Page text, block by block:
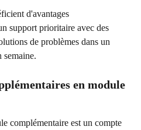
d'avantages
support prioritaire avec des
de problèmes dans un
semaine.
en module
complémentaire est un compte